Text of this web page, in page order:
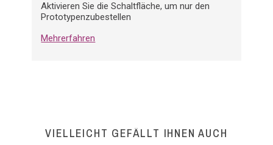
Aktivieren Sie die Schaltfläche, um nur den
Prototypenzubestellen
Mehrerfahren
VIELLEICHT GEFÄLLT IHNEN AUCH